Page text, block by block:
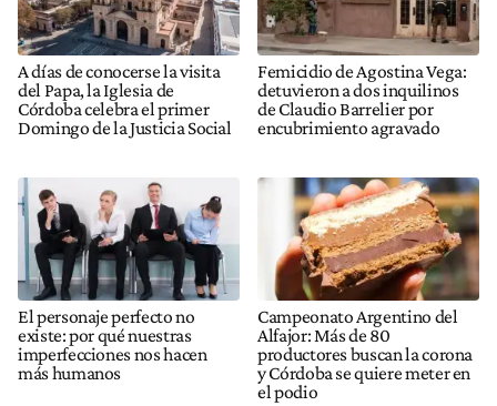
A días de conocerse la visita
del Papa, la Iglesia de
Córdoba celebra el primer
Domingo de la Justicia Social
Femicidio de Agostina Vega:
detuvieron a dos inquilinos
de Claudio Barrelier por
encubrimiento agravado
El personaje perfecto no
existe: por qué nuestras
imperfecciones nos hacen
más humanos
Campeonato Argentino del
Alfajor: Más de 80
productores buscan la corona
y Córdoba se quiere meter en
el podio